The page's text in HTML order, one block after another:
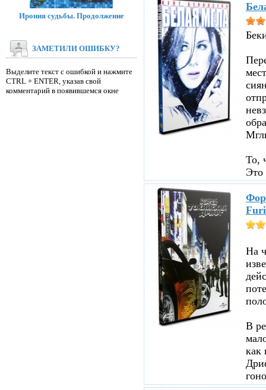
То,
На
В
как
Ирония судьбы. Продолжение
ЗАМЕТИЛИ ОШИБКУ?
Выделите текст с ошибкой и нажмите
CTRL + ENTER, указав свой
комментарий в появившемся окне